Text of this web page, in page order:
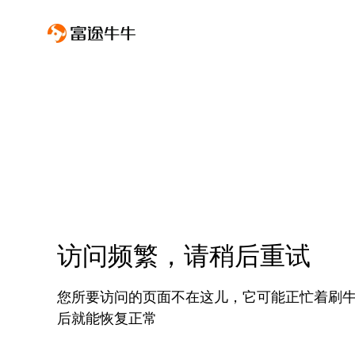
访问频繁，请稍后重试
您所要访问的页面不在这儿，它可能正忙着刷
后就能恢复正常